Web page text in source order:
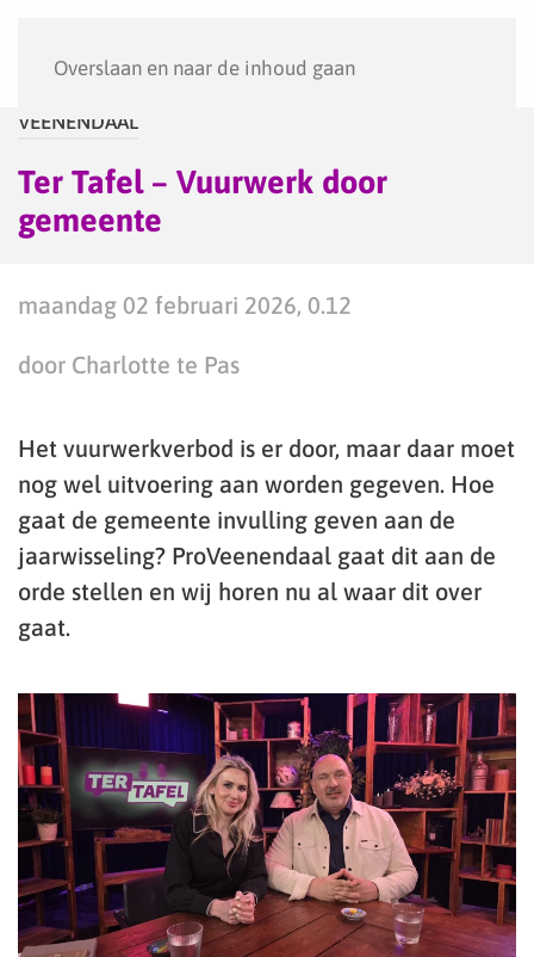
Overslaan en naar de inhoud gaan
VEENENDAAL
Ter Tafel – Vuurwerk door
gemeente
maandag 02 februari 2026, 0.12
door Charlotte te Pas
Het vuurwerkverbod is er door, maar daar moet
nog wel uitvoering aan worden gegeven. Hoe
gaat de gemeente invulling geven aan de
jaarwisseling? ProVeenendaal gaat dit aan de
orde stellen en wij horen nu al waar dit over
gaat.